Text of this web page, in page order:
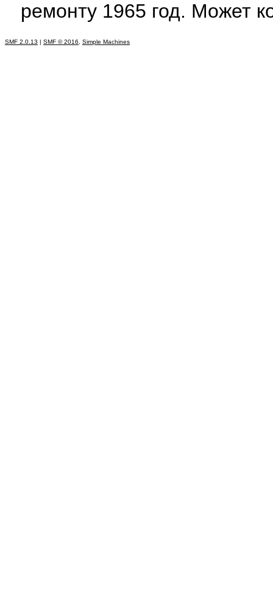
ремонту 1965 год. Может
SMF 2.0.13 | SMF © 2016 Simple Machines